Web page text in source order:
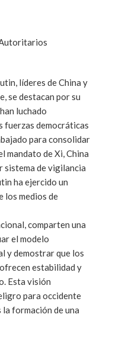
líderes de China y
se destacan por su
luchado
fuerzas democráticas
para consolidar
mandato de Xi, China
sistema de vigilancia
ha ejercido un
los medios de
comparten una
el modelo
y demostrar que los
estabilidad y
Esta visión
para occidente
la formación de una